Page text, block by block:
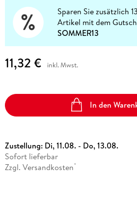
Sparen Sie zusätzlich
Artikel mit dem
SOMMER13
11,32 € inkl. Mwst.
In den
Zustellung: Di, 11.08. - Do, 13.08.
Sofort lieferbar
Zzgl. Versandkosten *